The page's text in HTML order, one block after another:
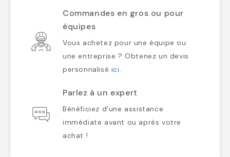
Commandes en gros ou pour
équipes
Vous achetez pour une équipe ou
une entreprise ? Obtenez un devis
personnalisé ici.
Parlez à un expert
Bénéficiez d’une assistance
immédiate avant ou après votre
achat !